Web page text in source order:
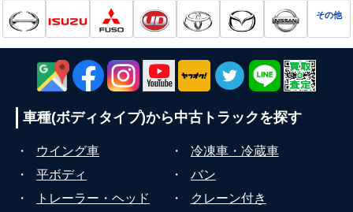
その他
車種(ボディタイプ)から中古トラックを探す
・ ウイング車 ・
冷凍車・冷蔵車
・
平ボディ ・
バン
・
トレーラー・ヘッド ・
クレーン付き